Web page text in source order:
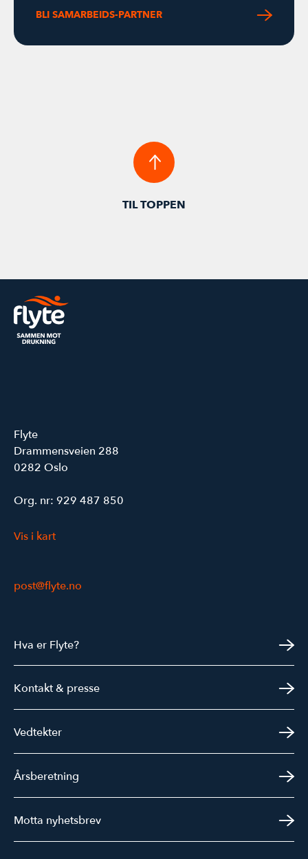
BLI SAMARBEIDS-PARTNER
TIL TOPPEN
Flyte
Drammensveien 288
0282 Oslo
Org. nr: 929 487 850
Vis i kart
post@flyte.no
Hva er Flyte?
Kontakt & presse
Vedtekter
Årsberetning
Motta nyhetsbrev